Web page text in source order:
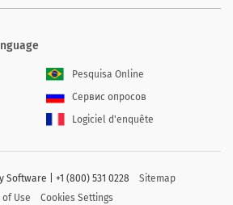
Pesquisa Online
Сервис опросов
Logiciel d'enquête
Software | +1 (800) 531 0228
Sitemap
of Use Cookies Settings